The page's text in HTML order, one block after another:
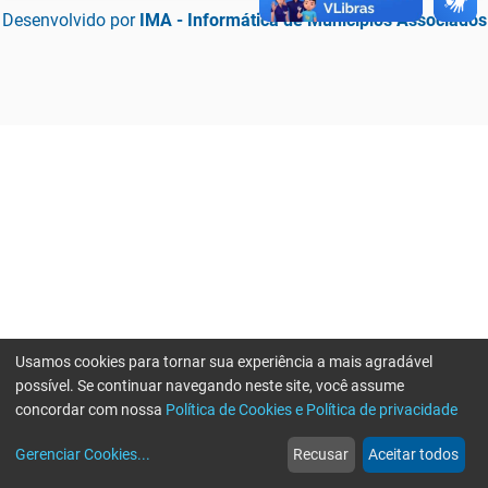
Desenvolvido por IMA - Informática de Municípios Associados
web
Notícias
more_horiz
Mais
Usamos cookies para tornar sua experiência a mais agradável
possível. Se continuar navegando neste site, você assume
concordar com nossa Política de Cookies e Política de privacidade
Gerenciar Cookies... Recusar Aceitar todos
Erro ao enviar informações, por favor tente novamente